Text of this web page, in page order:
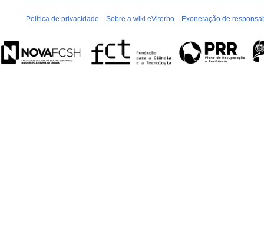
Política de privacidade Sobre a wiki eViterbo Exoneração de